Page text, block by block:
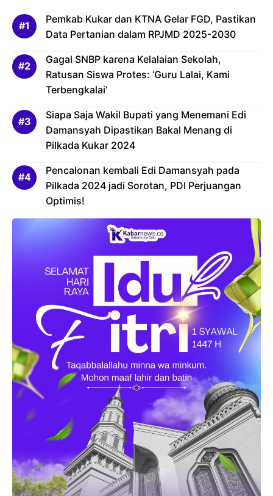
Pemkab Kukar dan KTNA Gelar FGD, Pastikan
Data Pertanian dalam RPJMD 2025-2030
Gagal SNBP karena Kelalaian Sekolah,
Ratusan Siswa Protes: ‘Guru Lalai, Kami
Terbengkalai’
Siapa Saja Wakil Bupati yang Menemani Edi
Damansyah Dipastikan Bakal Menang di
Pilkada Kukar 2024
Pencalonan kembali Edi Damansyah pada
Pilkada 2024 jadi Sorotan, PDI Perjuangan
Optimis!